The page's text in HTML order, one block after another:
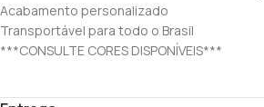
Acabamento personalizado
Transportável para todo o Brasil
***CONSULTE CORES DISPONÍVEIS***